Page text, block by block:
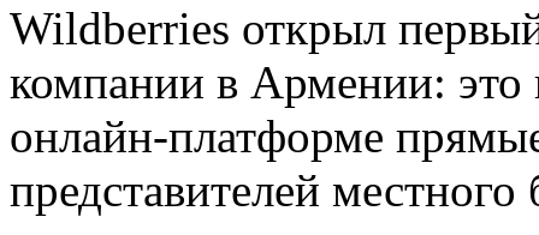
Wildberries открыл
компании в Армении: это
онлайн-платформе
представителей местного